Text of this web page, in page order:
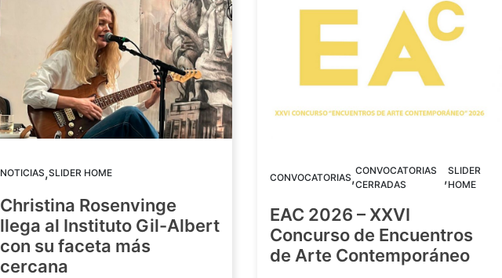
NOTICIAS,SLIDER HOME
Christina Rosenvinge
llega al Instituto Gil-Albert
con su faceta más
cercana
CONVOCATORIAS,CONVOCATORIAS
CERRADAS
,SLIDER
HOME
EAC 2026 – XXVI
Concurso de Encuentros
de Arte Contemporáneo